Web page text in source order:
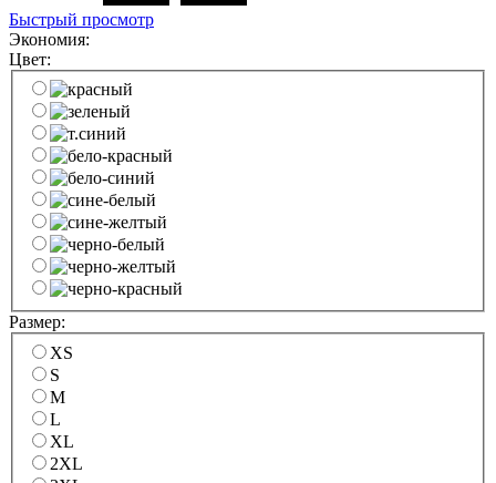
Быстрый просмотр
Экономия:
Цвет:
Размер:
XS
S
M
L
XL
2XL